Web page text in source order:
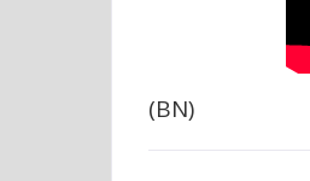
(BN)